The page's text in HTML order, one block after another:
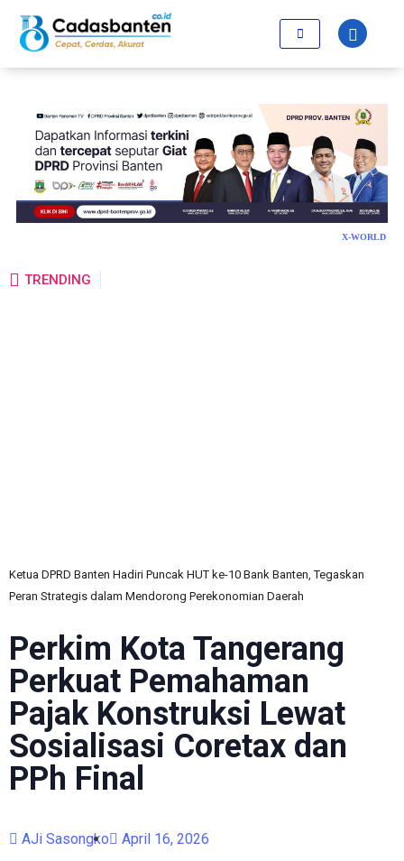
X-WORLD
TRENDING
Ketua DPRD Banten Hadiri Puncak HUT ke-10 Bank Banten, Tegaskan
Peran Strategis dalam Mendorong Perekonomian Daerah
Perkim Kota Tangerang
Perkuat Pemahaman
Pajak Konstruksi Lewat
Sosialisasi Coretax dan
PPh Final
AJi Sasongko April 16, 2026